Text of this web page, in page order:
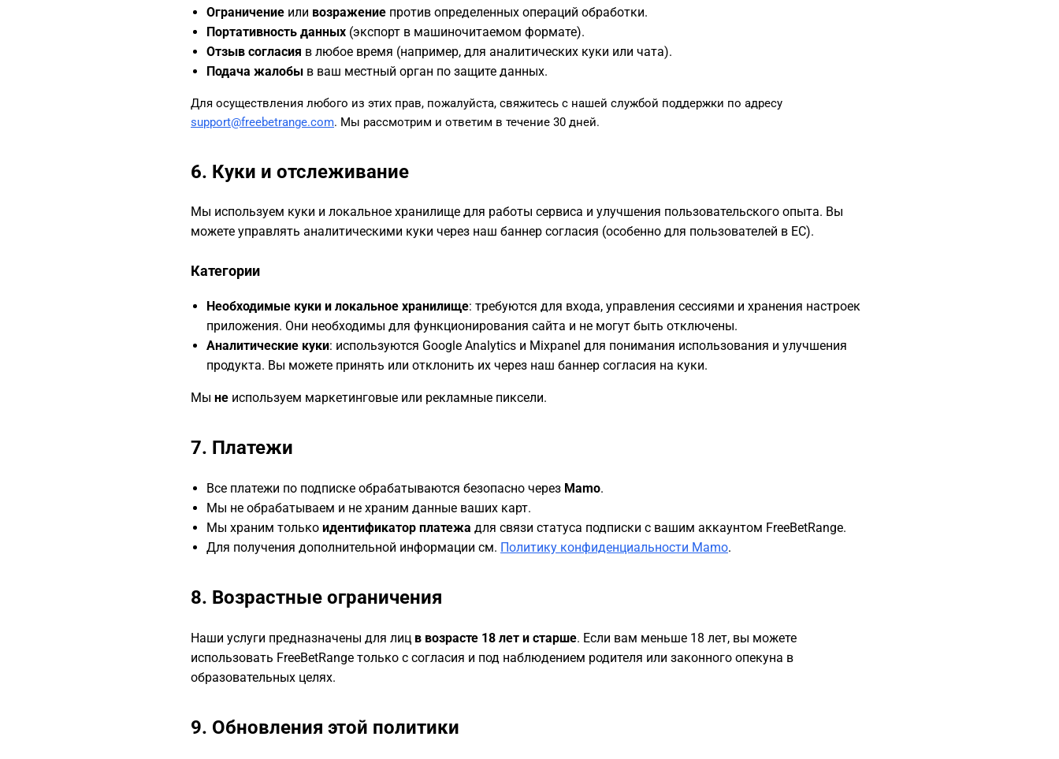
Ограничение или возражение против определенных операций обработки.
Портативность данных (экспорт в машиночитаемом формате).
Отзыв согласия в любое время (например, для аналитических куки или чата).
Подача жалобы в ваш местный орган по защите данных.
Для осуществления любого из этих прав, пожалуйста, свяжитесь с нашей службой поддержки по адресу
support@freebetrange.com. Мы рассмотрим и ответим в течение 30 дней.
6. Куки и отслеживание
Мы используем куки и локальное хранилище для работы сервиса и улучшения пользовательского опыта. Вы
можете управлять аналитическими куки через наш баннер согласия (особенно для пользователей в ЕС).
Категории
Необходимые куки и локальное хранилище: требуются для входа, управления сессиями и хранения настроек
приложения. Они необходимы для функционирования сайта и не могут быть отключены.
Аналитические куки: используются Google Analytics и Mixpanel для понимания использования и улучшения
продукта. Вы можете принять или отклонить их через наш баннер согласия на куки.
Мы не используем маркетинговые или рекламные пиксели.
7. Платежи
Все платежи по подписке обрабатываются безопасно через Mamo.
Мы не обрабатываем и не храним данные ваших карт.
Мы храним только идентификатор платежа для связи статуса подписки с вашим аккаунтом FreeBetRange.
Для получения дополнительной информации см. Политику конфиденциальности Mamo.
8. Возрастные ограничения
Наши услуги предназначены для лиц в возрасте 18 лет и старше. Если вам меньше 18 лет, вы можете
использовать FreeBetRange только с согласия и под наблюдением родителя или законного опекуна в
образовательных целях.
9. Обновления этой политики